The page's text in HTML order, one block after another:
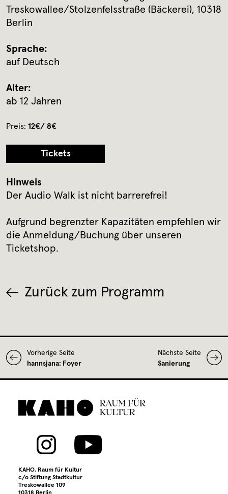
Treskowallee/Stolzenfelsstraße (Bäckerei), 10318
Berlin
Sprache:
auf Deutsch
Alter:
ab 12 Jahren
Preis: 12€/ 8€
Tickets
Hinweis
Der Audio Walk ist nicht barrerefrei!
Aufgrund begrenzter Kapazitäten empfehlen wir
die Anmeldung/Buchung über unseren
Ticketshop.
Zurück zum Programm
Vorherige Seite
hannsjana: Foyer
Nächste Seite
Sanierung
KAHO. Raum für Kultur
c/o Stiftung Stadtkultur
Treskowallee 109